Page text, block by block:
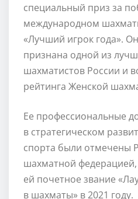
специальный приз за
международном
«Лучший игрок года».
признана одной из
шахматистов России и
рейтинга Женской
Ее профессиональные
в стратегическом
спорта были отмечены
шахматной федерацией,
ей почетное звание
в шахматы» в 2021 году.